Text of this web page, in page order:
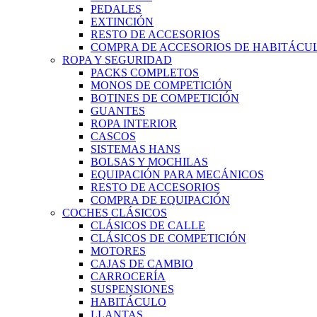
PEDALES
EXTINCIÓN
RESTO DE ACCESORIOS
COMPRA DE ACCESORIOS DE
ROPA Y SEGURIDAD
PACKS COMPLETOS
MONOS DE COMPETICIÓN
BOTINES DE COMPETICIÓN
GUANTES
ROPA INTERIOR
CASCOS
SISTEMAS HANS
BOLSAS Y MOCHILAS
EQUIPACIÓN PARA MECÁNICOS
RESTO DE ACCESORIOS
COMPRA DE EQUIPACIÓN
COCHES CLÁSICOS
CLÁSICOS DE CALLE
CLÁSICOS DE COMPETICIÓN
MOTORES
CAJAS DE CAMBIO
CARROCERÍA
SUSPENSIONES
HABITÁCULO
LLANTAS